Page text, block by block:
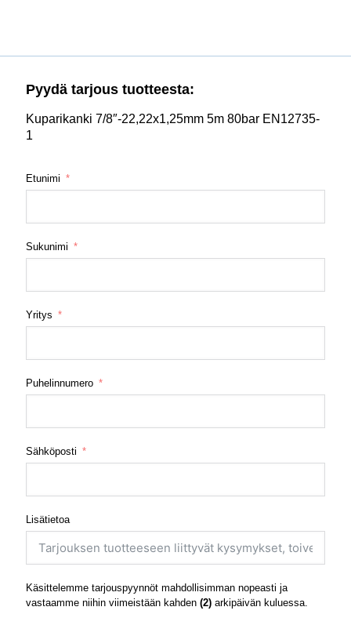
Pyydä tarjous tuotteesta:
Kuparikanki 7/8″-22,22x1,25mm 5m 80bar EN12735-
1
Etunimi
Sukunimi
Yritys
Puhelinnumero
Sähköposti
Lisätietoa
Käsittelemme tarjouspyynnöt mahdollisimman nopeasti ja
vastaamme niihin viimeistään kahden (2) arkipäivän kuluessa.